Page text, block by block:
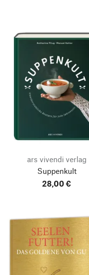
ars vivendi verlag
Suppenkult
28,00 €